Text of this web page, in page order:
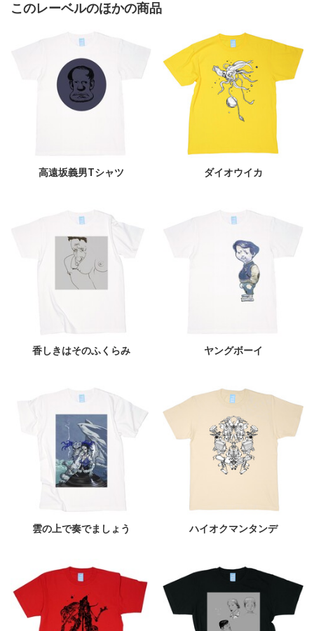
このレーベルのほかの商品
高遠坂義男Tシャツ ダイオウイカ
香しきはそのふくらみ ヤングボーイ
雲の上で奏でましょう ハイオクマンタンデ